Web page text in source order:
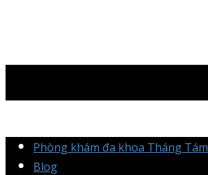
Phòng khám đa khoa Tháng Tám
Blog